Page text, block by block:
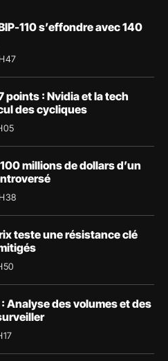
110 s’effondre avec 140
points : Nvidia et la tech
des cycliques
millions de dollars d’un
teste une résistance clé
Analyse des volumes et des